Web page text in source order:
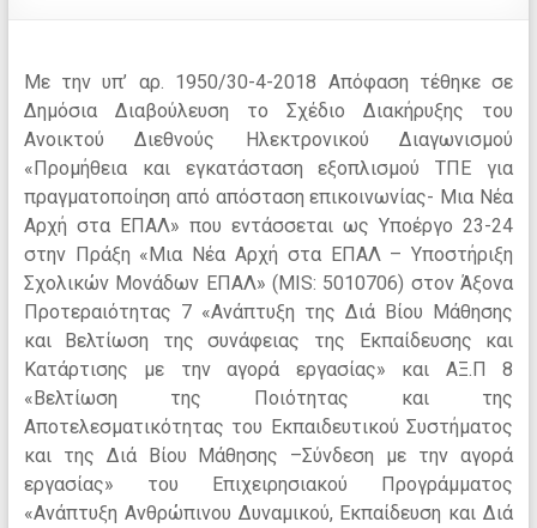
Με την υπ’ αρ. 1950/30-4-2018 Απόφαση τέθηκε σε
Δημόσια Διαβούλευση το Σχέδιο Διακήρυξης του
Ανοικτού Διεθνούς Ηλεκτρονικού Διαγωνισμού
«Προμήθεια και εγκατάσταση εξοπλισμού ΤΠΕ για
πραγματοποίηση από απόσταση επικοινωνίας- Μια Νέα
Αρχή στα ΕΠΑΛ» που εντάσσεται ως Υποέργο 23-24
στην Πράξη «Μια Νέα Αρχή στα ΕΠΑΛ – Υποστήριξη
Σχολικών Μονάδων ΕΠΑΛ» (MIS: 5010706) στον Άξονα
Προτεραιότητας 7 «Ανάπτυξη της Διά Βίου Μάθησης
και Βελτίωση της συνάφειας της Εκπαίδευσης και
Κατάρτισης με την αγορά εργασίας» και ΑΞ.Π 8
«Βελτίωση της Ποιότητας και της
Αποτελεσματικότητας του Εκπαιδευτικού Συστήματος
και της Διά Βίου Μάθησης –Σύνδεση με την αγορά
εργασίας» του Επιχειρησιακού Προγράμματος
«Ανάπτυξη Ανθρώπινου Δυναμικού, Εκπαίδευση και Διά